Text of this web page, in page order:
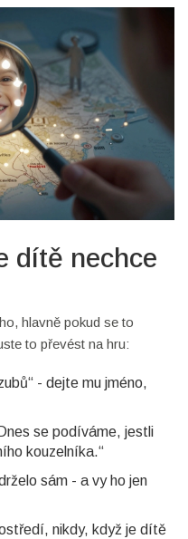
dítě nechce
hlavně pokud se to
to převést na hru:
- dejte mu jméno,
se podíváme, jestli
kouzelníka.“
sám - a vy ho jen
nikdy, když je dítě